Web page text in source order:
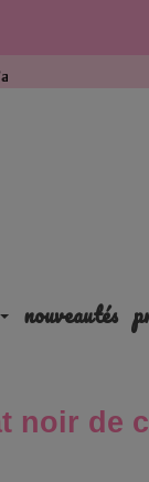
nouveautés
noir de